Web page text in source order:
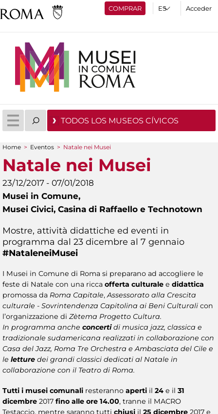
COMPRAR Acceder
TODOS LOS MUSEOS CÍVICOS
You are here
Home > Eventos > Natale nei Musei
Natale nei Musei
23/12/2017 - 07/01/2018
Musei in Comune,
Musei Civici, Casina di Raffaello e Technotown
Mostre, attività didattiche ed eventi in
programma dal 23 dicembre al 7 gennaio
#NataleneiMusei​
I Musei in Comune di Roma si preparano ad accogliere le
feste di Natale con una ricca offerta culturale e didattica
promossa da Roma Capitale,Assessorato alla Crescita
culturale - Sovrintendenza Capitolina ai Beni Culturali con
l’organizzazione di Zètema Progetto Cultura.
In programma anche concertidi musica jazz, classica e
tradizionale sudamericana realizzati in collaborazione con
Casa del Jazz, Roma Tre Orchestra e Ambasciata del Cile e
le letture dei grandi classici dedicati al Natale in
collaborazione con il Teatro di Roma.
Tutti i musei comunali resteranno aperti il 24 e il 31
dicembre 2017 fino alle ore 14.00, tranne il MACRO
Testaccio, mentre saranno tutti chiusi il 25 dicembre 2017 e